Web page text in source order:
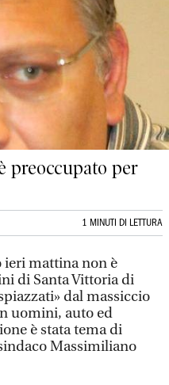
preoccupato per
1 MINUTI DI LETTURA
ieri mattina non è
di Santa Vittoria di
dal massiccio
uomini, auto ed
è stata tema di
Massimiliano